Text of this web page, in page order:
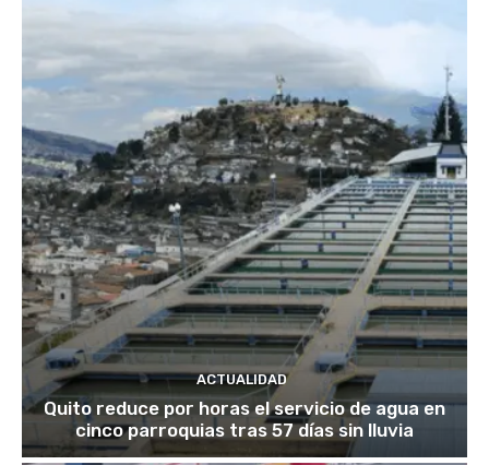
ACTUALIDAD
Quito reduce por horas el servicio de agua en
cinco parroquias tras 57 días sin lluvia